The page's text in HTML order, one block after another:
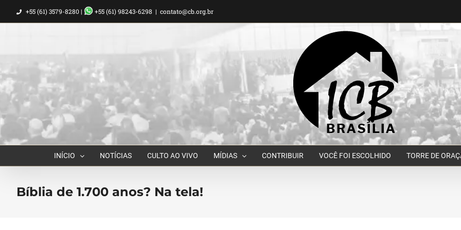
para
+55 (61) 3579-8280 | +55 (61) 98243-6298 | contato@cb.org.br
INÍCIO NOTÍCIAS CULTO AO VIVO MÍDIAS CONTRIBUIR VOCÊ FOI ESCOLHIDO TORRE DE
Bíblia de 1.700 anos? Na tela!